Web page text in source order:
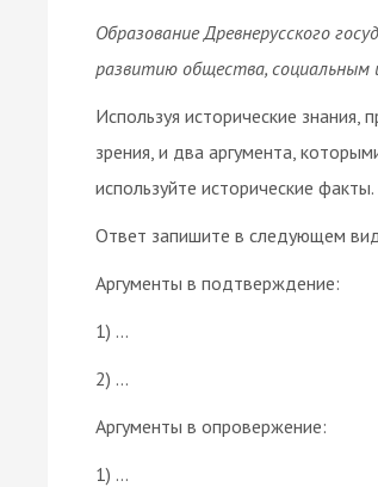
Образование Древнерусского
развитию общества, социальным
Используя исторические
зрения, и два аргумента,
используйте исторические факты.
Ответ запишите в следующем
Аргументы в подтверждение:
1) …
2) …
Аргументы в опровержение:
1) …